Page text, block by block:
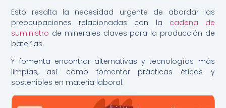
Esto resalta la necesidad urgente de abordar las
preocupaciones relacionadas con la cadena de
suministro de minerales claves para la producción de
baterías.
Y fomenta encontrar alternativas y tecnologías más
limpias, así como fomentar prácticas éticas y
sostenibles en materia laboral.